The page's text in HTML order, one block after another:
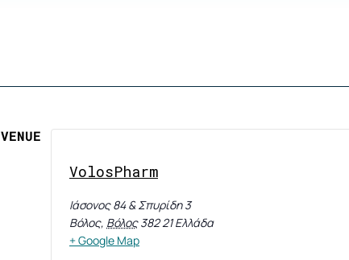
VENUE
VolosPharm
Ιάσονος 84 & Σπυρίδη 3
Βόλος, Βόλος 382 21 Ελλάδα
+ Google Map